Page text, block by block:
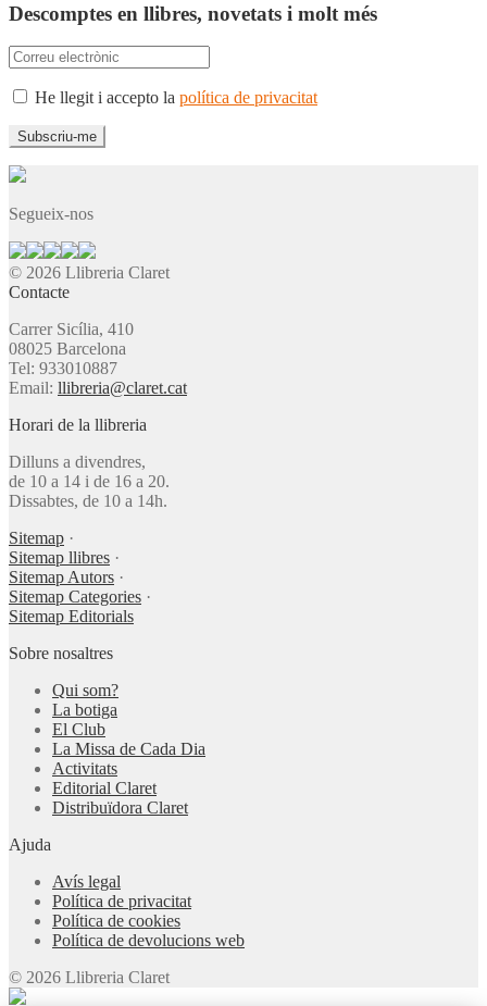
Descomptes en llibres, novetats i molt més
He llegit i accepto la política de privacitat
Segueix-nos
© 2026 Llibreria Claret
Contacte
Carrer Sicília, 410
08025 Barcelona
Tel: 933010887
Email: llibreria@claret.cat
Horari de la llibreria
Dilluns a divendres,
de 10 a 14 i de 16 a 20.
Dissabtes, de 10 a 14h.
Sitemap ·
Sitemap llibres ·
Sitemap Autors ·
Sitemap Categories ·
Sitemap Editorials
Sobre nosaltres
Qui som?
La botiga
El Club
La Missa de Cada Dia
Activitats
Editorial Claret
Distribuïdora Claret
Ajuda
Avís legal
Política de privacitat
Política de cookies
Política de devolucions web
© 2026 Llibreria Claret